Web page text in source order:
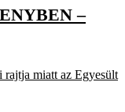
–
rajtja miatt az Egyesült